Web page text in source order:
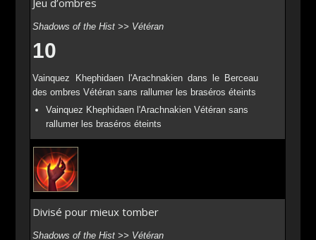
Jeu d’ombres
Shadows of the Hist >> Vétéran
10
Vainquez Khephidaen l'Arachnakien dans le Berceau
des ombres Vétéran sans rallumer les braséros éteints
Vainquez Khephidaen l'Arachnakien Vétéran sans
rallumer les braséros éteints
Divisé pour mieux tomber
Shadows of the Hist >> Vétéran